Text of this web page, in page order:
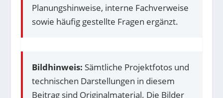
Planungshinweise, interne Fachverweise
sowie häufig gestellte Fragen ergänzt.
Bildhinweis: Sämtliche Projektfotos und
technischen Darstellungen in diesem
Beitrag sind Originalmaterial. Die Bilder